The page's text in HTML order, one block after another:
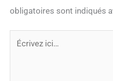
obligatoires sont indiqués